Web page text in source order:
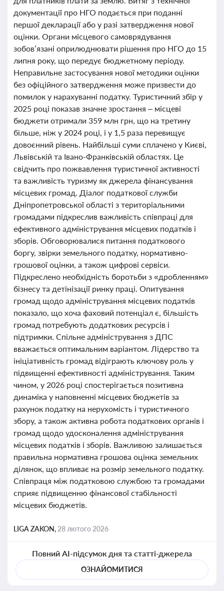
документації про НГО подається при поданні
першої декларації або у разі затвердження нової
оцінки. Органи місцевого самоврядування
зобов’язані оприлюднювати рішення про НГО до 15
липня року, що передує бюджетному періоду.
Неправильне застосування нової методики оцінки
без офіційного затвердження може призвести до
помилок у нарахуванні податку. Туристичний збір у
2025 році показав значне зростання – місцеві
бюджети отримали 359 млн грн, що на третину
більше, ніж у 2024 році, і у 1,5 раза перевищує
довоєнний рівень. Найбільші суми сплачено у Києві,
Львівській та Івано-Франківській областях. Це
свідчить про пожвавлення туристичної активності
та важливість туризму як джерела фінансування
місцевих громад. Діалог податкової служби
Дніпропетровської області з територіальними
громадами підкреслив важливість співпраці для
ефективного адміністрування місцевих податків і
зборів. Обговорювалися питання податкового
боргу, звірки земельного податку, нормативно-
грошової оцінки, а також цифрові сервіси.
Підкреслено необхідність боротьби з «дробленням»
бізнесу та детінізації ринку праці. Опитування
громад щодо адміністрування місцевих податків
показало, що хоча фаховий потенціал є, більшість
громад потребують додаткових ресурсів і
підтримки. Спільне адміністрування з ДПС
вважається оптимальним варіантом. Лідерство та
ініціативність громад відіграють ключову роль у
підвищенні ефективності адміністрування. Таким
чином, у 2026 році спостерігається позитивна
динаміка у наповненні місцевих бюджетів за
рахунок податку на нерухомість і туристичного
збору, а також активна робота податкових органів і
громад щодо удосконалення адміністрування
місцевих податків і зборів. Важливою залишається
правильна нормативна грошова оцінка земельних
ділянок, що впливає на розмір земельного податку.
Співпраця між податковою службою та громадами
сприяє підвищенню фінансової стабільності
місцевих бюджетів.
LIGA ZAKON, 28 лютого 2026
Повний AI-підсумок дня та статті-джерела
ОЗНАЙОМИТИСЯ